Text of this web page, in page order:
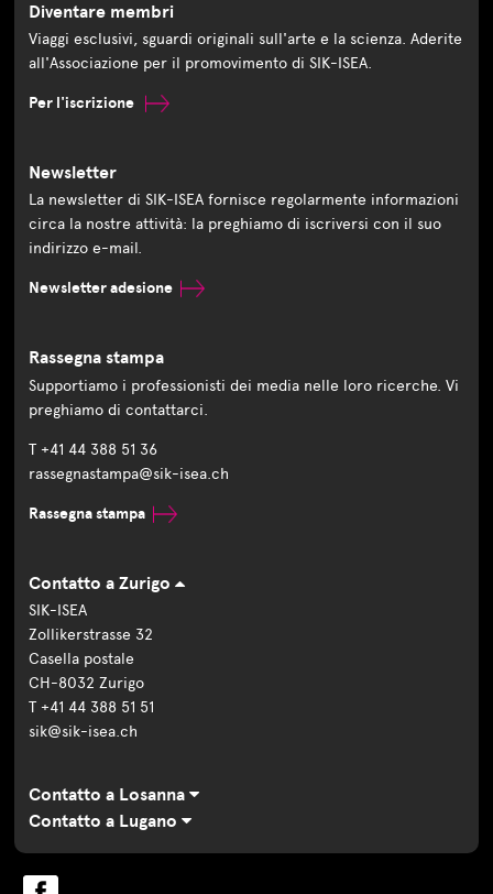
Diventare membri
Viaggi esclusivi, sguardi originali sull'arte e la scienza. Aderite
all'Associazione per il promovimento di SIK-ISEA.
Per l'iscrizione
Newsletter
La newsletter di SIK-ISEA fornisce regolarmente informazioni
circa la nostre attività: la preghiamo di iscriversi con il suo
indirizzo e-mail.
Newsletter adesione
Rassegna stampa
Supportiamo i professionisti dei media nelle loro ricerche. Vi
preghiamo di contattarci.
T +41 44 388 51 36
rassegnastampa@sik-isea.ch
Rassegna stampa
Contatto a Zurigo
SIK-ISEA
Zollikerstrasse 32
Casella postale
CH-8032 Zurigo
T +41 44 388 51 51
sik@sik-isea.ch
Contatto a Losanna
Contatto a Lugano